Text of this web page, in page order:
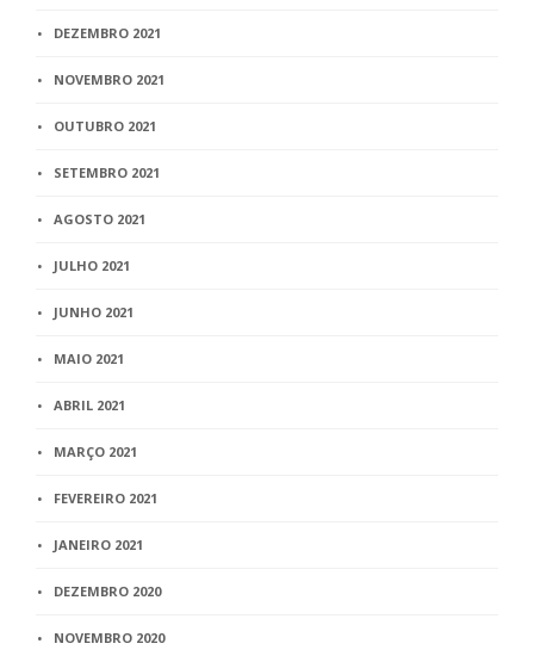
DEZEMBRO 2021
NOVEMBRO 2021
OUTUBRO 2021
SETEMBRO 2021
AGOSTO 2021
JULHO 2021
JUNHO 2021
MAIO 2021
ABRIL 2021
MARÇO 2021
FEVEREIRO 2021
JANEIRO 2021
DEZEMBRO 2020
NOVEMBRO 2020